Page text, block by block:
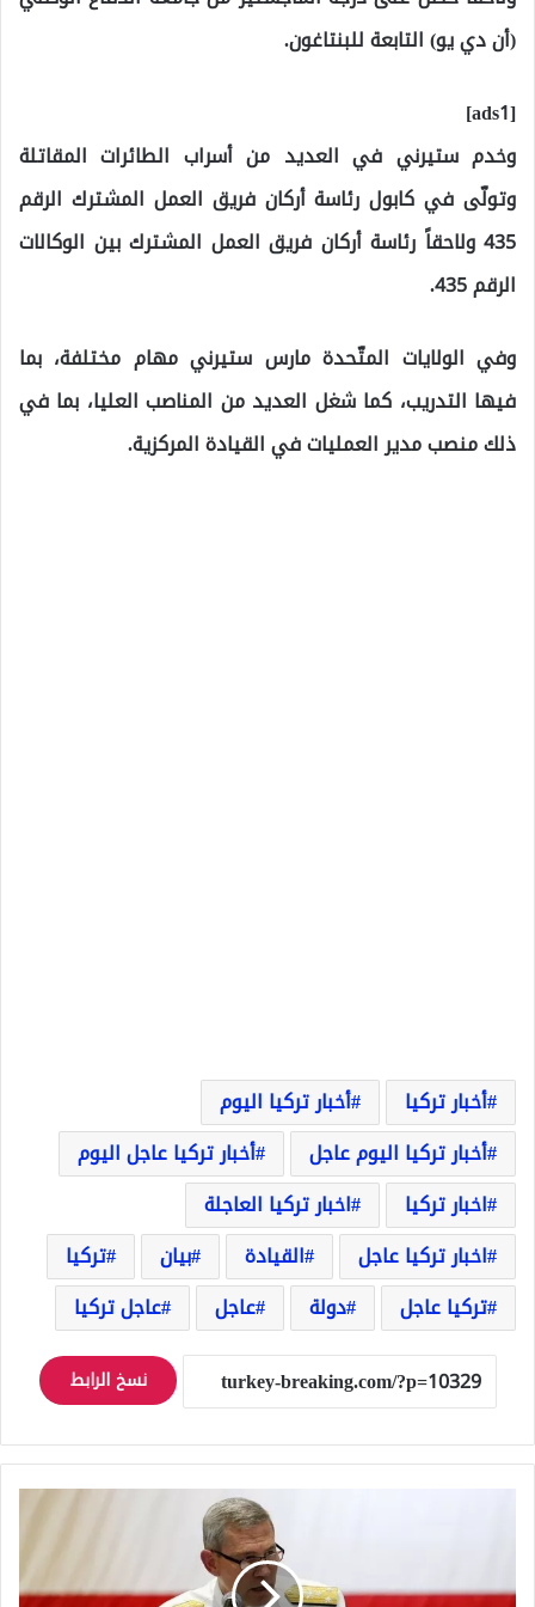
(أن دي يو) التابعة للبنتاغون.
[ads1]
وخدم ستيرني في العديد من أسراب الطائرات المقاتلة
وتولّى في كابول رئاسة أركان فريق العمل المشترك الرقم
435 ولاحقاً رئاسة أركان فريق العمل المشترك بين الوكالات
الرقم 435.
وفي الولايات المتّحدة مارس ستيرني مهام مختلفة، بما
فيها التدريب، كما شغل العديد من المناصب العليا، بما في
ذلك منصب مدير العمليات في القيادة المركزية.
أخبار تركيا
أخبار تركيا اليوم
أخبار تركيا اليوم عاجل
أخبار تركيا عاجل اليوم
اخبار تركيا
اخبار تركيا العاجلة
اخبار تركيا عاجل
القيادة بيان
تركيا
تركيا عاجل
دولة عاجل عاجل تركيا
نسخ الرابط
البحرية